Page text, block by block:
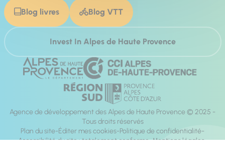
Blog livres Blog VTT
Invest In Alpes de Haute Provence
Agence de développement des Alpes de Haute Provence © 2025 -
Tous droits réservés
Plan du site Éditer mes cookies Politique de confidentialité
Accessibilité du site : totalement conforme Mentions légales